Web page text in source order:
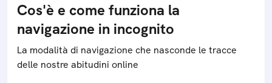
Cos'è e come funziona la
navigazione in incognito
La modalità di navigazione che nasconde le tracce
delle nostre abitudini online